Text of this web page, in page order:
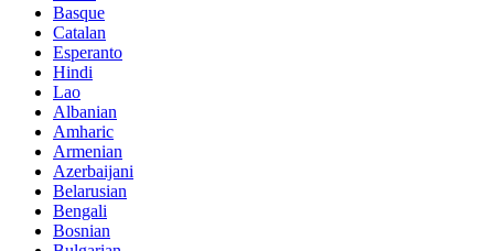
Basque
Catalan
Esperanto
Hindi
Lao
Albanian
Amharic
Armenian
Azerbaijani
Belarusian
Bengali
Bosnian